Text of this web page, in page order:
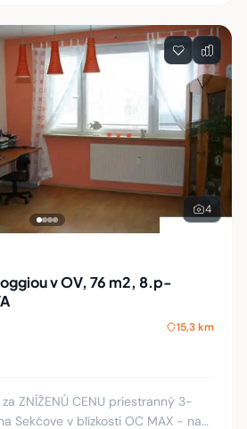
4
v OV, 76 m2, 8.p-
15,3 km
ZNÍŽENÚ CENU priestranný 3-
Sekčove v blízkosti OC MAX - na